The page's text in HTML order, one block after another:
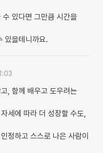
있다면 그만큼 시간을
있을테니까요.
, 함께 배우고 도우려는
세에 따라 더 성장할 수도,
정하고 스스로 나은 사람이